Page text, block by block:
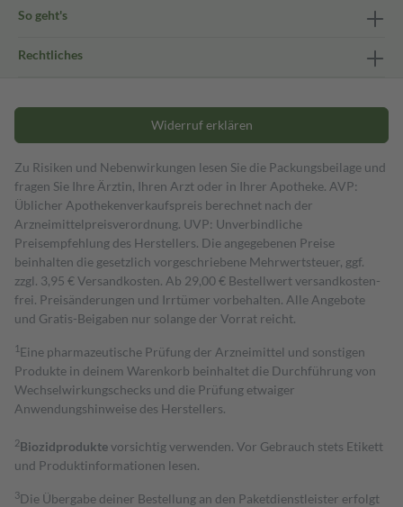
So geht's
Rechtliches
Widerruf erklären
Zu Risiken und Nebenwirkungen lesen Sie die Packungsbeilage und
fragen Sie Ihre Ärztin, Ihren Arzt oder in Ihrer Apotheke. AVP:
Üblicher Apothekenverkaufspreis berechnet nach der
Arzneimittelpreisverordnung. UVP: Unverbindliche
Preisempfehlung des Herstellers. Die angegebenen Preise
beinhalten die gesetzlich vorgeschriebene Mehrwertsteuer, ggf.
zzgl. 3,95 € Versandkosten. Ab 29,00 € Bestell­wert versand­kosten­
frei. Preisänderungen und Irrtümer vorbehalten. Alle Angebote
und Gratis-Beigaben nur solange der Vorrat reicht.
1 Eine pharmazeutische Prüfung der Arzneimittel und sonstigen
Produkte in deinem Warenkorb beinhaltet die Durchführung von
Wechselwirkungschecks und die Prüfung etwaiger
Anwendungshinweise des Herstellers.
2Biozidproduktevorsichtig verwenden. Vor Gebrauch stets Etikett
und Produktinformationen lesen.
3Die Übergabe deiner Bestellung an den Paketdienstleister erfolgt